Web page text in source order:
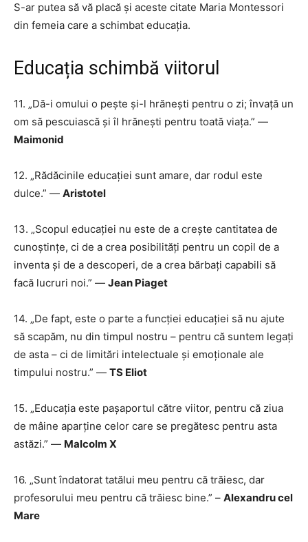
S-ar putea să vă placă și aceste citate Maria Montessori
din femeia care a schimbat educația.
Educația schimbă viitorul
11. „Dă-i omului o pește și-l hrănești pentru o zi; învață un
om să pescuiască și îl hrănești pentru toată viața.” —
Maimonid
12. „Rădăcinile educației sunt amare, dar rodul este
dulce.” — Aristotel
13. „Scopul educației nu este de a crește cantitatea de
cunoștințe, ci de a crea posibilități pentru un copil de a
inventa și de a descoperi, de a crea bărbați capabili să
facă lucruri noi.” — Jean Piaget
14. „De fapt, este o parte a funcției educației să nu ajute
să scapăm, nu din timpul nostru – pentru că suntem legați
de asta – ci de limitări intelectuale și emoționale ale
timpului nostru.” — TS Eliot
15. „Educația este pașaportul către viitor, pentru că ziua
de mâine aparține celor care se pregătesc pentru asta
astăzi.” — Malcolm X
16. „Sunt îndatorat tatălui meu pentru că trăiesc, dar
profesorului meu pentru că trăiesc bine.” – Alexandru cel
Mare